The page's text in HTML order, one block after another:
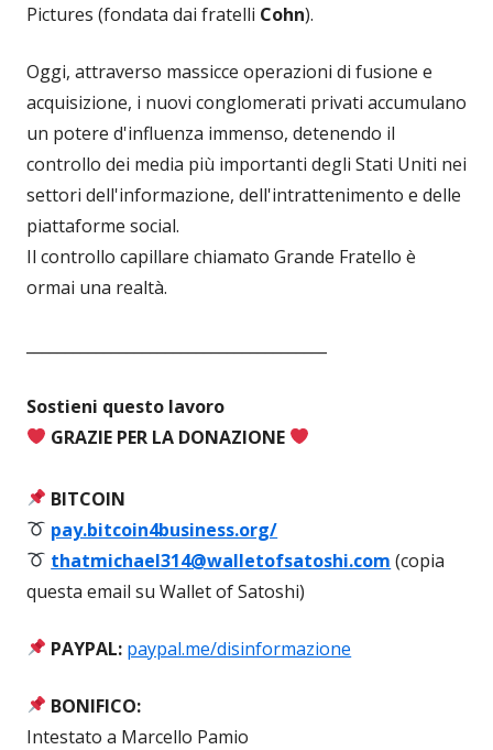
Pictures (fondata dai fratelli Cohn).
Oggi, attraverso massicce operazioni di fusione e
acquisizione, i nuovi conglomerati privati accumulano
un potere d'influenza immenso, detenendo il
controllo dei media più importanti degli Stati Uniti nei
settori dell'informazione, dell'intrattenimento e delle
piattaforme social.
Il controllo capillare chiamato Grande Fratello è
ormai una realtà.
Sostieni questo lavoro
GRAZIE PER LA DONAZIONE
BITCOIN
pay.bitcoin4business.org/
thatmichael314@walletofsatoshi.com (copia
questa email su Wallet of Satoshi)
PAYPAL: paypal.me/disinformazione
BONIFICO:
Intestato a Marcello Pamio